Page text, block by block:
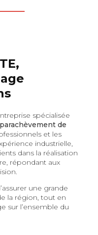
spécialisée
parachèvement de
et les
industrielle,
dans la réalisation
répondant aux
une grande
la région, tout en
sur l’ensemble du